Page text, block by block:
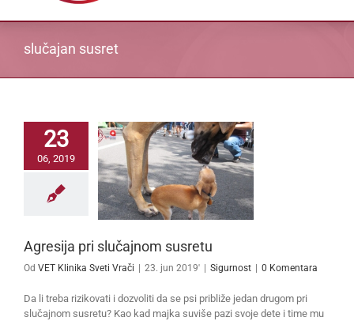
slučajan susret
23
06, 2019
Agresija pri slučajnom
susretu
Agresija pri slučajnom susretu
Od VET Klinika Sveti Vrači 23. jun 2019' Sigurnost 0 Komentara
Da li treba rizikovati i dozvoliti da se psi približe jedan drugom pri
slučajnom susretu? Kao kad majka suviše pazi svoje dete i time mu